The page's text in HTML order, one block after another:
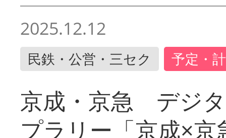
2025.12.12
民鉄・公営・三セク 予定・
京成・京急 デジ
プラリー「京成×